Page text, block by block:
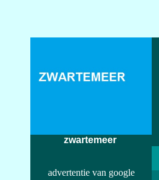
zwartemeer
advertentie van google